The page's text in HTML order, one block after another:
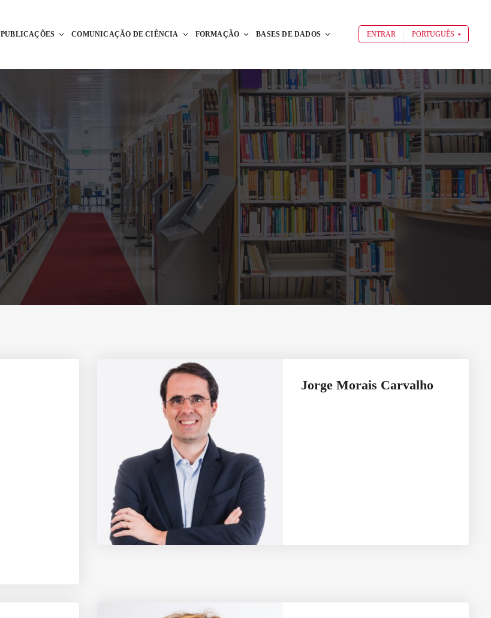
PUBLICAÇÕES COMUNICAÇÃO DE CIÊNCIA FORMAÇÃO BASES DE DADOS ENTRAR PORTUGUÊS
Jorge Morais Carvalho